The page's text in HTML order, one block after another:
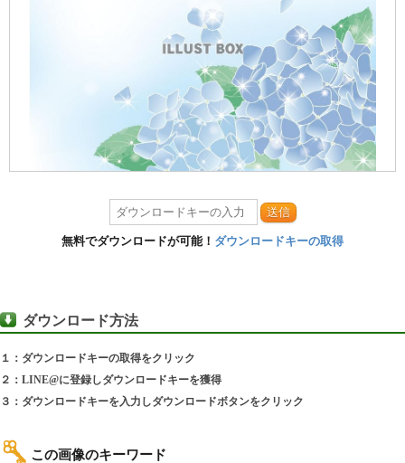
送信
無料でダウンロードが可能！ ダウンロードキーの取得
ダウンロード方法
１：ダウンロードキーの取得をクリック
２：LINE@に登録しダウンロードキーを獲得
３：ダウンロードキーを入力しダウンロードボタンをクリック
この画像のキーワード